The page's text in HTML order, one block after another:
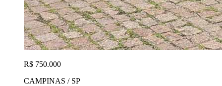
R$ 750.000
CAMPINAS / SP